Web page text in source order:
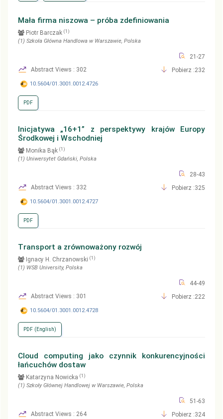
Mała firma niszowa – próba zdefiniowania
Piotr Barczak (1)
(1) Szkoła Główna Handlowa w Warszawie, Polska
21-27
Abstract Views : 302
Pobierz :232
10.5604/01.3001.0012.4726
PDF
Inicjatywa „16+1” z perspektywy krajów Europy
Środkowej i Wschodniej
Monika Bąk (1)
(1) Uniwersytet Gdański, Polska
28-43
Abstract Views : 332
Pobierz :325
10.5604/01.3001.0012.4727
PDF
Transport a zrównoważony rozwój
Ignacy H. Chrzanowski (1)
(1) WSB University, Polska
44-49
Abstract Views : 301
Pobierz :222
10.5604/01.3001.0012.4728
PDF (English)
Cloud computing jako czynnik konkurencyjności
łańcuchów dostaw
Katarzyna Nowicka (1)
(1) Szkoły Głównej Handlowej w Warszawie, Polska
51-63
Abstract Views : 264
Pobierz :324